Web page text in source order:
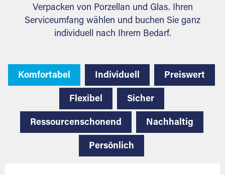
Verpacken von Porzellan und Glas. Ihren
Serviceumfang wählen und buchen Sie ganz
individuell nach Ihrem Bedarf.
Komfortabel Individuell Preiswert
Flexibel Sicher
Ressourcenschonend Nachhaltig
Persönlich